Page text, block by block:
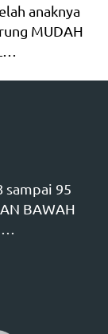
anaknya
MUDAH
sampai 95
BAWAH
…